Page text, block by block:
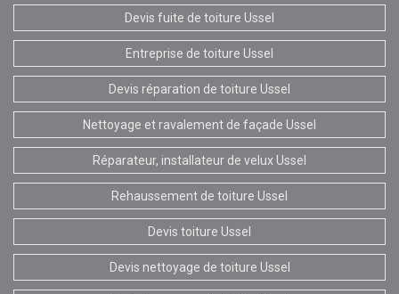
Devis fuite de toiture Ussel
Entreprise de toiture Ussel
Devis réparation de toiture Ussel
Nettoyage et ravalement de façade Ussel
Réparateur, installateur de velux Ussel
Rehaussement de toiture Ussel
Devis toiture Ussel
Devis nettoyage de toiture Ussel